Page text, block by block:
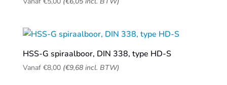
HSS-G spiraalboor, DIN 338, type HD-S
Vanaf €8,00 (€9,68incl. BTW)